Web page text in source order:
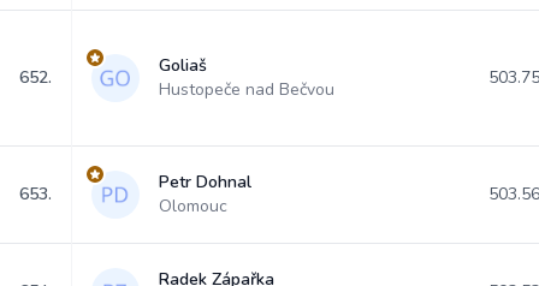
652.
Goliaš
Hustopeče nad Bečvou
503.75
653.
Petr Dohnal
Olomouc
503.56
Radek Zápařka